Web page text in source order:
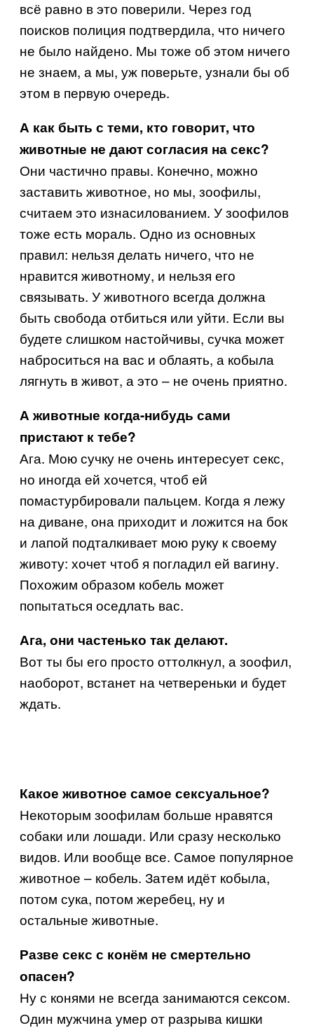
всё равно в это поверили. Через год
поисков полиция подтвердила, что ничего
не было найдено. Мы тоже об этом ничего
не знаем, а мы, уж поверьте, узнали бы об
этом в первую очередь.
А как быть с теми, кто говорит, что
животные не дают согласия на секс?
Они частично правы. Конечно, можно
заставить животное, но мы, зоофилы,
считаем это изнасилованием. У зоофилов
тоже есть мораль. Одно из основных
правил: нельзя делать ничего, что не
нравится животному, и нельзя его
связывать. У животного всегда должна
быть свобода отбиться или уйти. Если вы
будете слишком настойчивы, сучка может
наброситься на вас и облаять, а кобыла
лягнуть в живот, а это – не очень приятно.
А животные когда-нибудь сами
пристают к тебе?
Ага. Мою сучку не очень интересует секс,
но иногда ей хочется, чтоб ей
помастурбировали пальцем. Когда я лежу
на диване, она приходит и ложится на бок
и лапой подталкивает мою руку к своему
животу: хочет чтоб я погладил ей вагину.
Похожим образом кобель может
попытаться оседлать вас.
Ага, они частенько так делают.
Вот ты бы его просто оттолкнул, а зоофил,
наоборот, встанет на четвереньки и будет
ждать.
Какое животное самое сексуальное?
Некоторым зоофилам больше нравятся
собаки или лошади. Или сразу несколько
видов. Или вообще все. Самое популярное
животное – кобель. Затем идёт кобыла,
потом сука, потом жеребец, ну и
остальные животные.
Разве секс с конём не смертельно
опасен?
Ну с конями не всегда занимаются сексом.
Один мужчина умер от разрыва кишки